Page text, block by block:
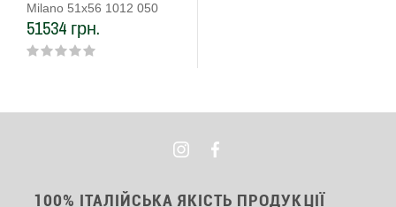
Milano 51х56 1012 050
51534 грн.
100% ІТАЛІЙСЬКА ЯКІСТЬ ПРОДУКЦІЇ